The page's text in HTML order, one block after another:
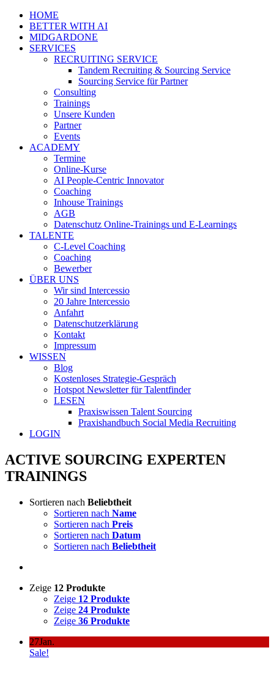
HOME
BETTER WITH AI
MIDGARDONE
SERVICES
RECRUITING SERVICE
Tandem Recruiting & Sourcing Service
Sourcing Service für Partner
Consulting
Trainings
Unsere Kunden
Partner
Events
ACADEMY
Termine
Online-Kurse
AI People-Centric Innovator
Coaching
Inhouse Trainings
AGB
Datenschutz Online-Trainings und E-Learnings
TALENTE
C-Level Coaching
Coaching
Bewerber
ÜBER UNS
Wir sind Intercessio
20 Jahre Intercessio
Anfahrt
Datenschutzerklärung
Kontakt
Impressum
WISSEN
Blog
Kostenloses Strategie-Gespräch
Hotspot Newsletter für Talentfinder
LESEN
Praxiswissen Talent Sourcing
Praxishandbuch Social Media Recruiting
LOGIN
ACTIVE SOURCING EXPERTEN
TRAININGS
Sortieren nach Beliebtheit
Sortieren nach Name
Sortieren nach Preis
Sortieren nach Datum
Sortieren nach Beliebtheit
Zeige 12 Produkte
Zeige 12 Produkte
Zeige 24 Produkte
Zeige 36 Produkte
27Jan.
Sale!